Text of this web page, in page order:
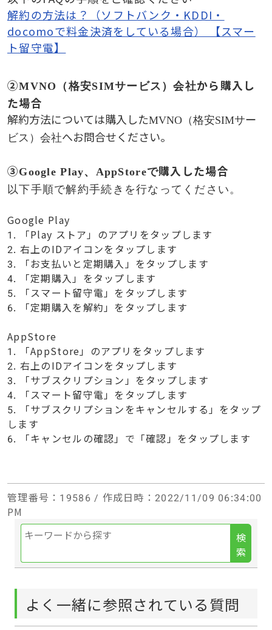
解約の方法は？（ソフトバンク・KDDI・
docomoで料金決済をしている場合） 【スマー
ト留守電】
②MVNO （格安SIMサービス）会社から購入し
た場合
解約方法については購入したMVNO （格安SIMサー
ビス）会社へお問合せください。
③Google Play、AppStoreで購入した場合
以下手順で解約手続きを行なってください。
Google Play
1. 「Play ストア」のアプリをタップします
2. 右上のIDアイコンをタップします
3. 「お支払いと定期購入」をタップします
4. 「定期購入」をタップします
5. 「スマート留守電」をタップします
6. 「定期購入を解約」をタップします
AppStore
1. 「AppStore」のアプリをタップします
2. 右上のIDアイコンをタップします
3. 「サブスクリプション」をタップします
4. 「スマート留守電」をタップします
5. 「サブスクリプションをキャンセルする」をタップ
します
6. 「キャンセルの確認」で「確認」をタップします
管理番号 ：19586 / 作成日時 ：2022/11/09 06:34:00
PM
検
索
よく一緒に参照されている質問